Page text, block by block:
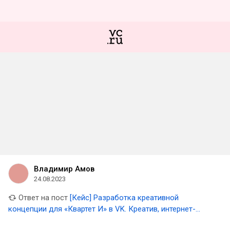
Владимир Амов
24.08.2023
Ответ на пост [Кейс] Разработка креативной
концепции для «Квартет И» в VK. Креатив, интернет-